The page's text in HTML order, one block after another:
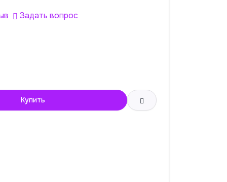
Задать вопрос
Купить